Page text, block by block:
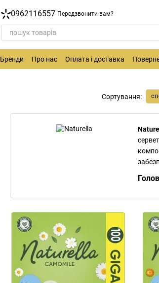
0962116557 Передзвонити вам?
Бренди Про нас Оплата і доставка
Сортування: